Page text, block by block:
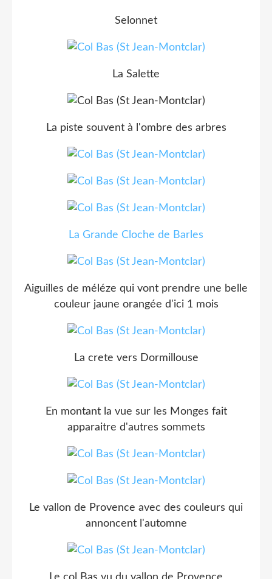
Selonnet
La Salette
La piste souvent à l'ombre des arbres
La Grande Cloche de Barles
Aiguilles de méléze qui vont prendre une belle
couleur jaune orangée d'ici 1 mois
La crete vers Dormillouse
En montant la vue sur les Monges fait
apparaitre d'autres sommets
Le vallon de Provence avec des couleurs qui
annoncent l'automne